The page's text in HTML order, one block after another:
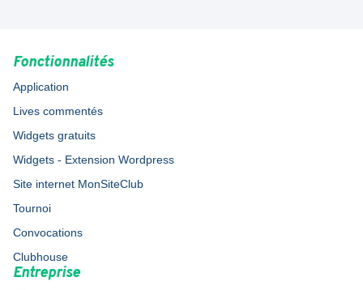
Fonctionnalités
Application
Lives commentés
Widgets gratuits
Widgets - Extension Wordpress
Site internet MonSiteClub
Tournoi
Convocations
Clubhouse
Entreprise